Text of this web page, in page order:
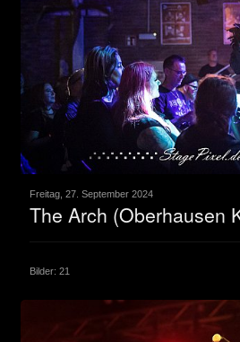
Freitag, 27. September 2024
The Arch (Oberhausen
Bilder: 21